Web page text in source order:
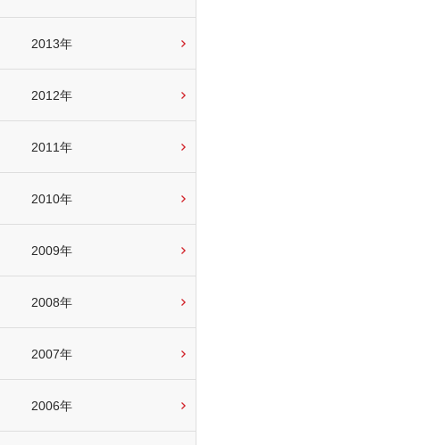
2013年
2012年
2011年
2010年
2009年
2008年
2007年
2006年